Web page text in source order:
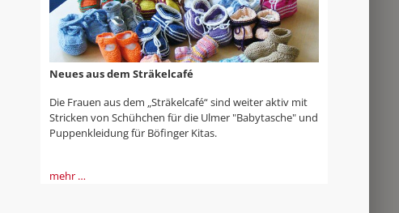
Neues aus dem Sträkelcafé
Die Frauen aus dem „Sträkelcafé“ sind weiter aktiv mit
Stricken von Schühchen für die Ulmer "Babytasche" und
Puppenkleidung für Böfinger Kitas.
mehr …